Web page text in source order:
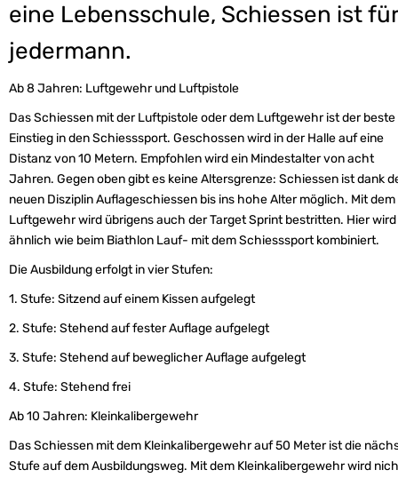
eine Lebensschule, Schiessen ist für
jedermann.
Ab 8 Jahren: Luftgewehr und Luftpistole
Das Schiessen mit der Luftpistole oder dem Luftgewehr ist der beste
Einstieg in den Schiesssport. Geschossen wird in der Halle auf eine
Distanz von 10 Metern. Empfohlen wird ein Mindestalter von acht
Jahren. Gegen oben gibt es keine Altersgrenze: Schiessen ist dank
neuen Disziplin Auflageschiessen bis ins hohe Alter möglich. Mit dem
Luftgewehr wird übrigens auch der Target Sprint bestritten. Hier wird
ähnlich wie beim Biathlon Lauf- mit dem Schiesssport kombiniert.
Die Ausbildung erfolgt in vier Stufen:
1. Stufe: Sitzend auf einem Kissen aufgelegt
2. Stufe: Stehend auf fester Auflage aufgelegt
3. Stufe: Stehend auf beweglicher Auflage aufgelegt
4. Stufe: Stehend frei
Ab 10 Jahren: Kleinkalibergewehr
Das Schiessen mit dem Kleinkalibergewehr auf 50 Meter ist die
Stufe auf dem Ausbildungsweg. Mit dem Kleinkalibergewehr wird